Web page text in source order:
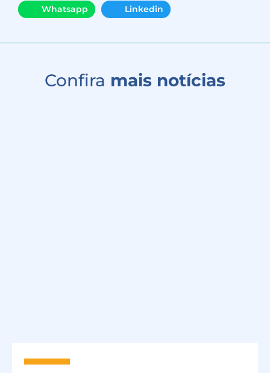
Whatsapp Linkedin
Confira mais notícias